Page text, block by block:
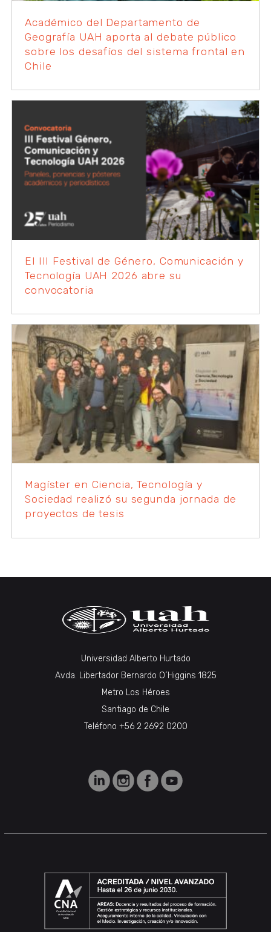
Académico del Departamento de
Geografía UAH aporta al debate público
sobre los desafíos del sistema frontal en
Chile
El III Festival de Género, Comunicación y
Tecnología UAH 2026 abre su
convocatoria
Magíster en Ciencia, Tecnología y
Sociedad realizó su segunda jornada de
proyectos de tesis
Universidad Alberto Hurtado
Avda. Libertador Bernardo O´Higgins 1825
Metro Los Héroes
Santiago de Chile
Teléfono +56 2 2692 0200